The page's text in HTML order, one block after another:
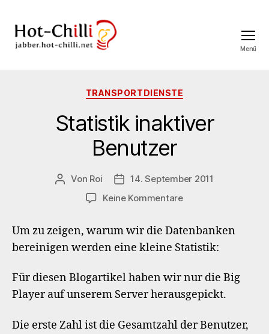
Menü
Kategorien
TRANSPORTDIENSTE
Statistik inaktiver
Benutzer
Beitragsautor
Von Roi Veröffentlichungsdatum
14. September 2011
Keine Kommentarezu
inaktiver
Benutzer
Um zu zeigen, warum wir die Datenbanken
bereinigen werden eine kleine Statistik:
Für diesen Blogartikel haben wir nur die Big
Player auf unserem Server herausgepickt.
Die erste Zahl ist die Gesamtzahl der Benutzer,